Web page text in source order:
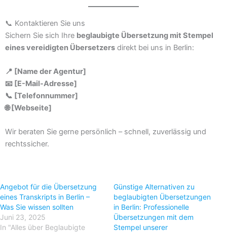
📞 Kontaktieren Sie uns
Sichern Sie sich Ihre beglaubigte Übersetzung mit Stempel
eines vereidigten Übersetzers direkt bei uns in Berlin:
📍 [Name der Agentur]
📧 [E-Mail-Adresse]
📞 [Telefonnummer]
🌐 [Webseite]
Wir beraten Sie gerne persönlich – schnell, zuverlässig und
rechtssicher.
Angebot für die Übersetzung
eines Transkripts in Berlin –
Was Sie wissen sollten
Juni 23, 2025
In "Alles über Beglaubigte
Günstige Alternativen zu
beglaubigten Übersetzungen
in Berlin: Professionelle
Übersetzungen mit dem
Stempel unserer